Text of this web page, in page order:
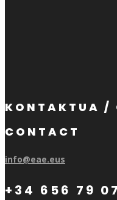
KONTAKTUA /
CONTACT
info@eae.eus
+34 656 79